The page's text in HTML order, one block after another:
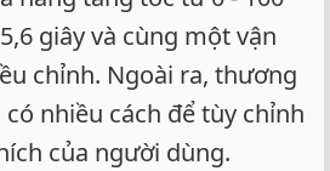
giây và cùng một vận
chỉnh. Ngoài ra, thương
nhiều cách để tùy chỉnh
của người dùng.